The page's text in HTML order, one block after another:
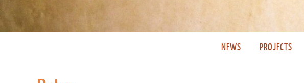
NEWS PROJECTS